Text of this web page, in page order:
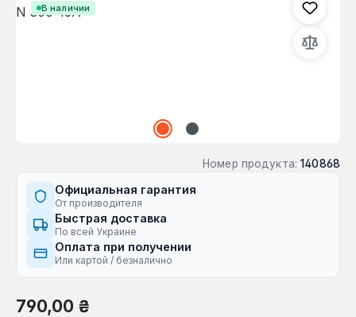
В наличии
Номер продукта: 140868
Официальная гарантия
От производителя
Быстрая доставка
По всей Украине
Оплата при получении
Или картой / безналично
Обычная цена:
790,00 ₴